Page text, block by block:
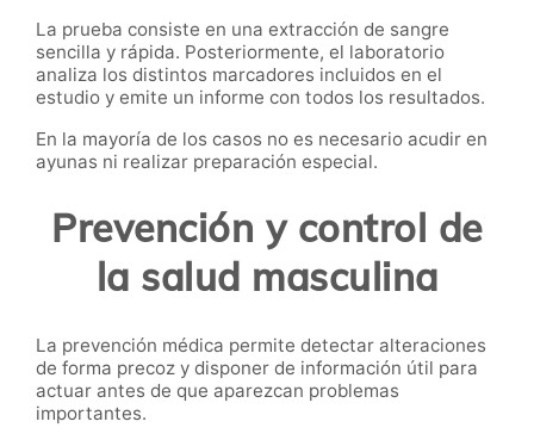
La prueba consiste en una extracción de sangre
sencilla y rápida. Posteriormente, el laboratorio
analiza los distintos marcadores incluidos en el
estudio y emite un informe con todos los resultados.
En la mayoría de los casos no es necesario acudir en
ayunas ni realizar preparación especial.
Prevención y control de
la salud masculina
La prevención médica permite detectar alteraciones
de forma precoz y disponer de información útil para
actuar antes de que aparezcan problemas
importantes.